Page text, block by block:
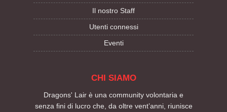
Il nostro Staff
Utenti connessi
Eventi
CHI SIAMO
Dragons' Lair è una community volontaria e
senza fini di lucro che, da oltre vent’anni, riunisce